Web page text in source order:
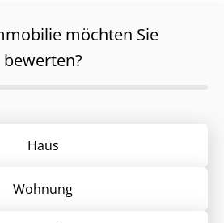
möchten Sie
bewerten?
Haus
Wohnung